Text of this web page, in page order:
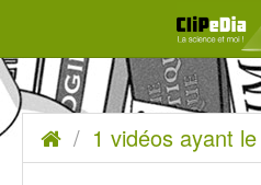
contenu
1
vidéos
Accueil1 vidéos ayant